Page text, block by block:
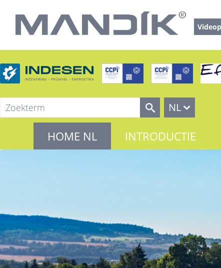
NL
HOME NL INTRODUCTIE